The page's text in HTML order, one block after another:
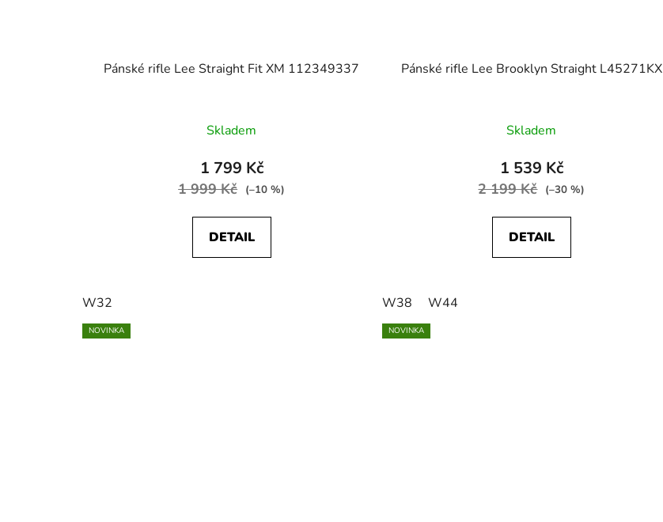
Pánské rifle Lee Straight Fit XM 112349337
Skladem
1 799 Kč
1 999 Kč (–10 %)
DETAIL
W32
Pánské rifle Lee Brooklyn Straight L45271KX
Skladem
1 539 Kč
2 199 Kč (–30 %)
DETAIL
W38 W44
NOVINKA NOVINKA